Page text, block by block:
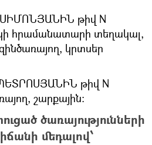
թիվ N
հրամանատարի տեղակալ,
կրտսեր
թիվ N
շարքային։
ծառայությունների
մեդալով՝